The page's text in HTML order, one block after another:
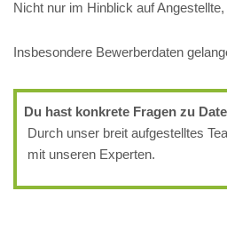
Nicht nur im Hinblick auf Angestellte,
Insbesondere Bewerberdaten
Du hast konkrete Fragen zu
Durch unser breit aufgestelltes
mit unseren Experten.